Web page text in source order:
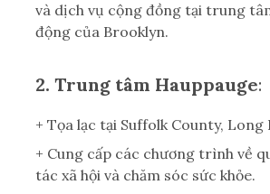
và dịch vụ cộng đồng tại trung
động của Brooklyn.
2. Trung tâm Hauppauge:
+ Tọa lạc tại Suffolk County, Long
+ Cung cấp các chương trình về
tác xã hội và chăm sóc sức khỏe.